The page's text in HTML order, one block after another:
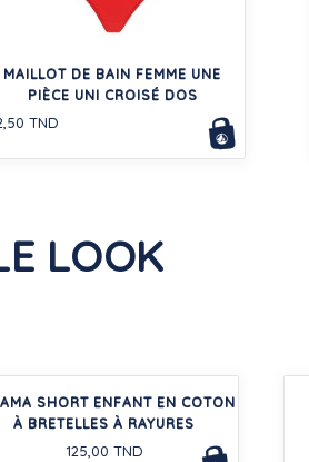
MAILLOT DE BAIN FEMME UNE
PIÈCE UNI CROISÉ DOS
TND
LOOK
SHORT ENFANT EN COTON
À BRETELLES À RAYURES
125,00 TND